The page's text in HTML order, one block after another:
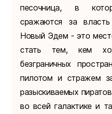
песочница, в
сражаются за
Новый Эдем - это
стать тем, кем
безграничных
пилотом и стражем
разыскиваемых
во всей галактике и